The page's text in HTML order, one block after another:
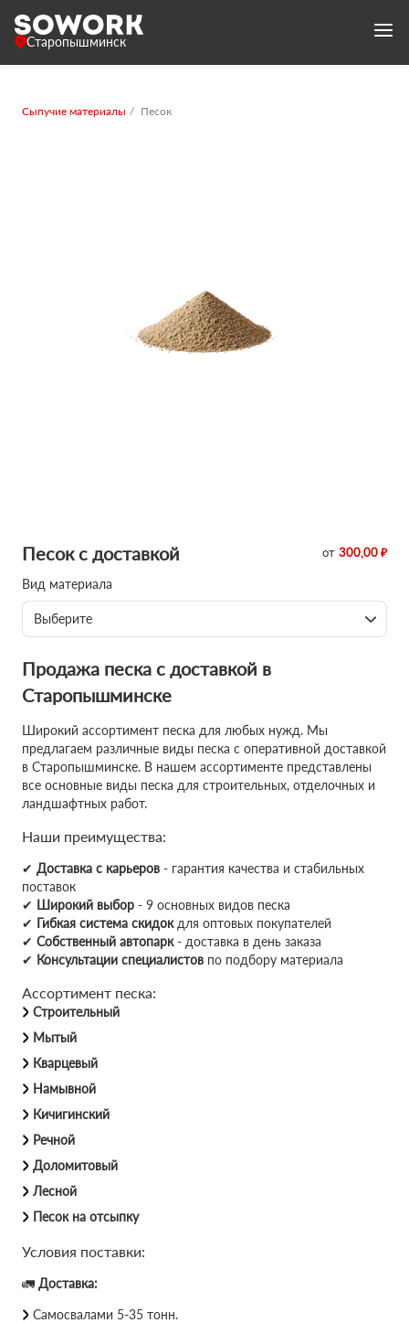
Старопышминск
Сыпучие материалы Песок
Песок с доставкой от 300,00 ₽
Вид материала
Выберите
Продажа песка с доставкой в
Старопышминске
Широкий ассортимент песка для любых нужд. Мы
предлагаем различные виды песка с оперативной доставкой
в Старопышминске. В нашем ассортименте представлены
все основные виды песка для строительных, отделочных и
ландшафтных работ.
Наши преимущества:
✔ Доставка с карьеров - гарантия качества и стабильных
поставок
✔ Широкий выбор - 9 основных видов песка
✔ Гибкая система скидокдля оптовых покупателей
✔ Собственный автопарк- доставка в день заказа
✔ Консультации специалистов по подбору материала
Ассортимент песка:
Строительный
Мытый
Кварцевый
Намывной
Кичигинский
Речной
Доломитовый
Лесной
Песок на отсыпку
Условия поставки:
🚛 Доставка:
Самосвалами 5-35 тонн.